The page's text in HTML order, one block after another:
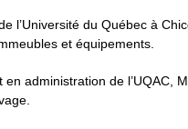
l’Université du Québec à
et équipements.
en administration de